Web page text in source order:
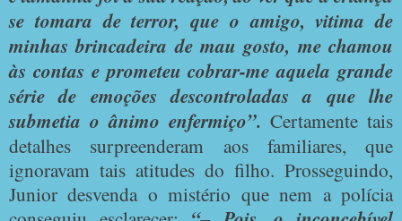
se tomara de terror, que o amigo, vitima de
minhas brincadeira de mau gosto, me chamou
às contas e prometeu cobrar-me aquela grande
série de emoções descontroladas a que lhe
submetia o ânimo enfermiço”. Certamente tais
detalhes surpreenderam aos familiares, que
ignoravam tais atitudes do filho. Prosseguindo,
Junior desvenda o mistério que nem a polícia